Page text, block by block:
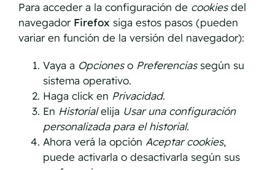
Para acceder a la configuración de cookiesdel
navegador Firefox siga estos pasos (pueden
variar en función de la versión del navegador):
Vaya a Opcioneso Preferenciassegún su
sistema operativo.
Haga click en Privacidad.
En Historialelija Usar una configuración
personalizada para el historial.
Ahora verá la opción Aceptar cookies,
puede activarla o desactivarla según sus